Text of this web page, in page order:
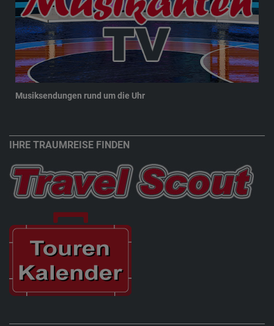
Musiksendungen rund um die Uhr
IHRE TRAUMREISE FINDEN